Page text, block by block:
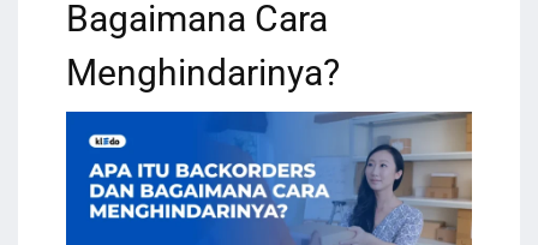
Bagaimana Cara
Menghindarinya?